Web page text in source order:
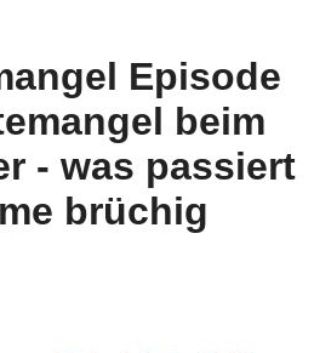
Episode
beim
- was passiert
brüchig